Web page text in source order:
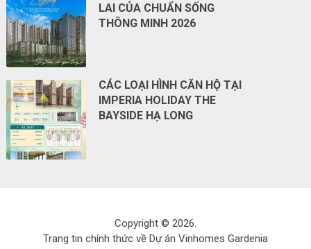
LAI CỦA CHUẨN SỐNG
THÔNG MINH 2026
CÁC LOẠI HÌNH CĂN HỘ TẠI
IMPERIA HOLIDAY THE
BAYSIDE HẠ LONG
Copyright © 2026.
Trang tin chính thức về Dự án Vinhomes Gardenia